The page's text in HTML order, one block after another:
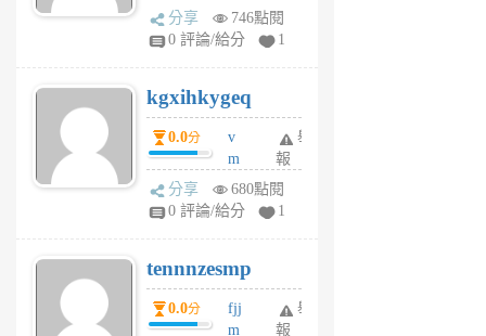
wi
w
6
個
月
前
分享
746點閱
0 評論/給分
1
kgxihkygeq
0.0分
v
m
sg
sr
6
個
月
前
舉
報
分享
680點閱
0 評論/給分
1
tennnzesmp
0.0分
fjj
m
舉
報